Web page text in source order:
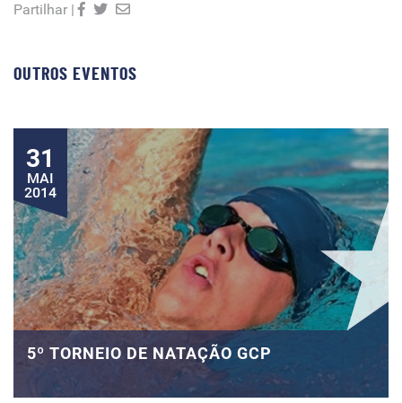
Partilhar |
OUTROS EVENTOS
31
MAI
2014
5º TORNEIO DE NATAÇÃO GCP